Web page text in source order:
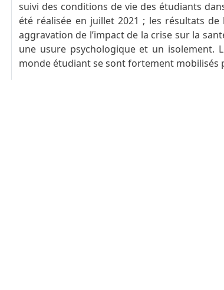
suivi des conditions de vie des étudiants
été réalisée en juillet 2021 ; les résultats
aggravation de l’impact de la crise sur la
une usure psychologique et un isolement.
monde étudiant se sont fortement mobilisés